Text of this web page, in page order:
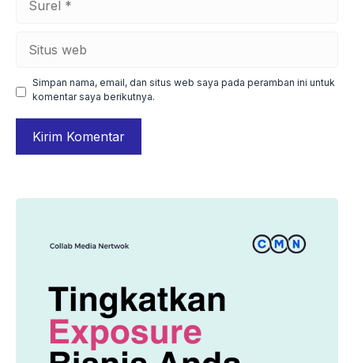
Simpan nama, email, dan situs web saya pada peramban ini untuk
komentar saya berikutnya.